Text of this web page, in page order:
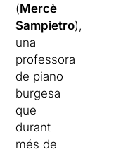
(Mercè
Sampietro),
una
professora
de piano
burgesa
que
durant
més de